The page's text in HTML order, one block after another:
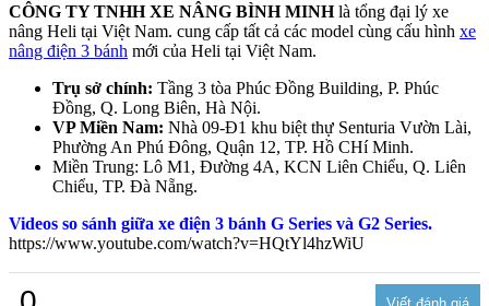
CÔNG TY TNHH XE NÂNG BÌNH MINHlà tổng đại lý xe
nâng Heli tại Việt Nam. cung cấp tất cả các model cùng cấu hình xe
nâng điện 3 bánh mới của Heli tại Việt Nam.
Trụ sở chính: Tầng 3 tòa Phúc Đồng Building, P. Phúc
Đồng, Q. Long Biên, Hà Nội.
VP Miền Nam: Nhà 09-Đ1 khu biệt thự Senturia Vườn Lài,
Phường An Phú Đông, Quận 12, TP. Hồ CHí Minh.
Miền Trung: Lô M1, Đường 4A, KCN Liên Chiểu, Q. Liên
Chiểu, TP. Đà Nẵng.
Videos so sánh giữa xe điện 3 bánh G Series và G2 Series.
https://www.youtube.com/watch?v=HQtYl4hzWiU